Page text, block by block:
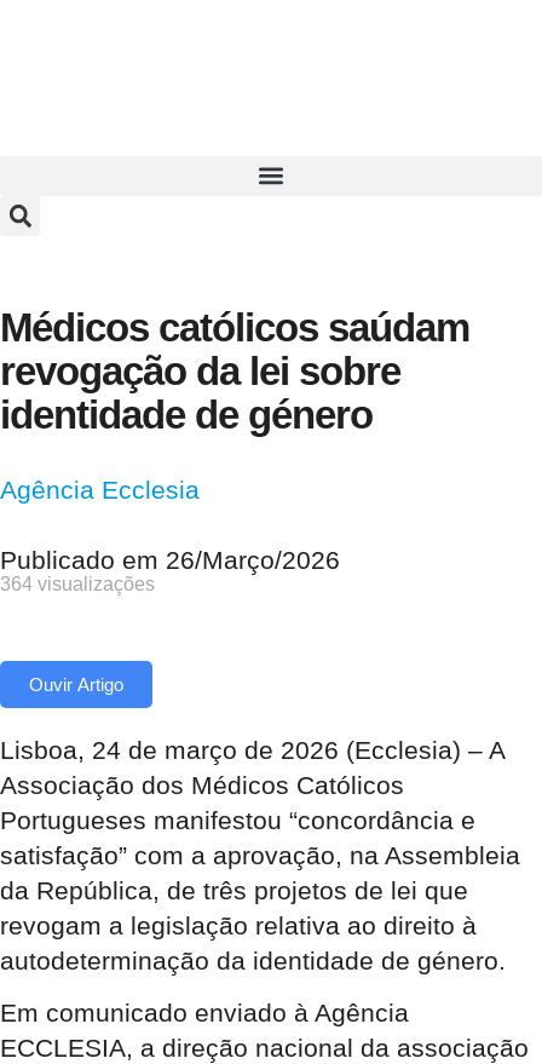
Médicos católicos saúdam
revogação da lei sobre
identidade de género
Agência Ecclesia
Publicado em 26/Março/2026
364 visualizações
Ouvir Artigo
Lisboa, 24 de março de 2026 (Ecclesia) – A
Associação dos Médicos Católicos
Portugueses manifestou “concordância e
satisfação” com a aprovação, na Assembleia
da República, de três projetos de lei que
revogam a legislação relativa ao direito à
autodeterminação da identidade de género.
Em comunicado enviado à Agência
ECCLESIA, a direção nacional da associação